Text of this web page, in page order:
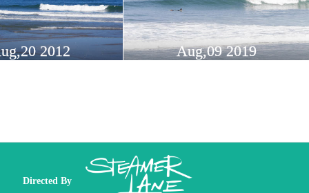
2012 Aug,09 2019
Directed By